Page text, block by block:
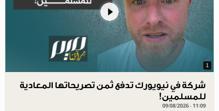
1
شركة في نيويورك تدفع ثمن تصريحاتها المعادية
للمسلمين!
09/08/2026 - 11:09